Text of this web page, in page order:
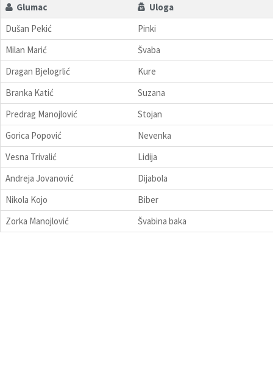
Glumac
Uloga
Dušan Pekić
Pinki
Milan Marić
Švaba
Dragan Bjelogrlić
Kure
Branka Katić
Suzana
Predrag Manojlović
Stojan
Gorica Popović
Nevenka
Vesna Trivalić
Lidija
Andreja Jovanović
Dijabola
Nikola Kojo
Biber
Zorka Manojlović
Švabina baka